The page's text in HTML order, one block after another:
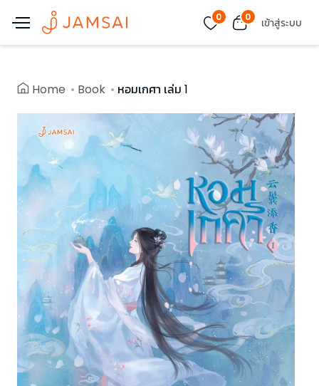
0 0 เข้าสู่ระบบ
Home Book หอมเกศา เล่ม 1